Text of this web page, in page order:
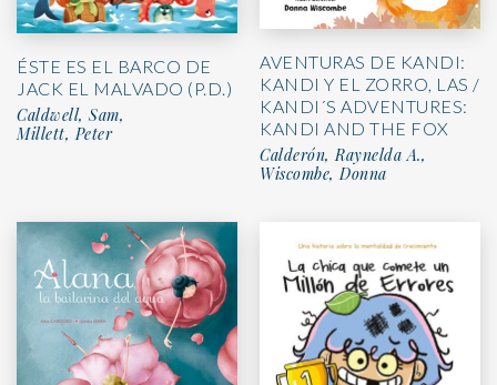
ÉSTE ES EL BARCO DE
JACK EL MALVADO (P.D.)
Caldwell, Sam,
Millett, Peter
AVENTURAS DE KANDI:
KANDI Y EL ZORRO, LAS /
KANDI´S ADVENTURES:
KANDI AND THE FOX
Calderón, Raynelda A.,
Wiscombe, Donna